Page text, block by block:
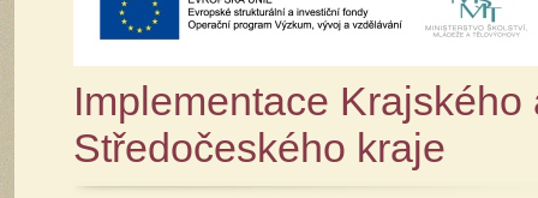
Implementace
Středočeského kraje